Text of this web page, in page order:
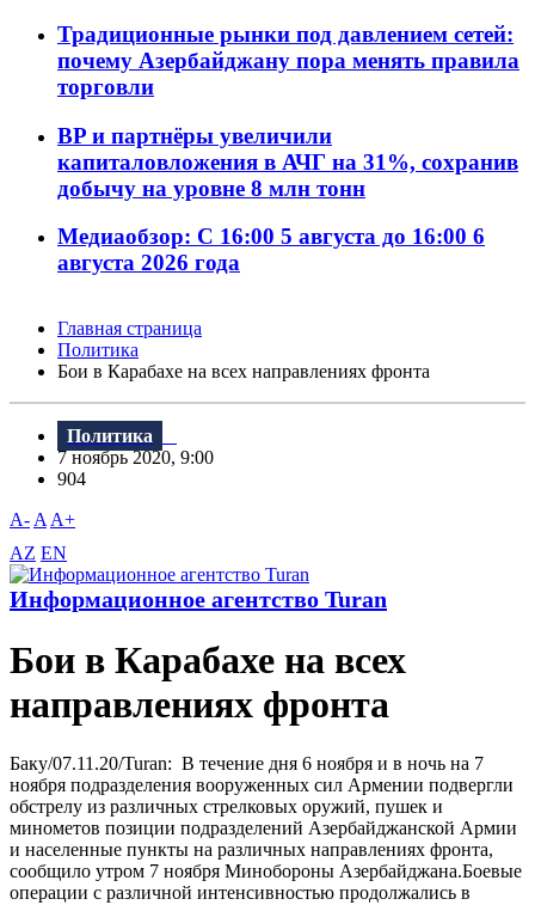
Традиционные рынки под давлением сетей:
почему Азербайджану пора менять правила
торговли
BP и партнёры увеличили
капиталовложения в АЧГ на 31%, сохранив
добычу на уровне 8 млн тонн
Медиаобзор: С 16:00 5 августа до 16:00 6
августа 2026 года
Главная страница
Политика
Бои в Карабахе на всех направлениях фронта
Политика
7 ноябрь 2020, 9:00
904
A- A A+
AZ EN
Информационное агентство Turan
Бои в Карабахе на всех
направлениях фронта
Баку/07.11.20/Turan: В течение дня 6 ноября и в ночь на 7
ноября подразделения вооруженных сил Армении подвергли
обстрелу из различных стрелковых оружий, пушек и
минометов позиции подразделений Азербайджанской Армии
и населенные пункты на различных направлениях фронта,
сообщило утром 7 ноября Минобороны Азербайджана.Боевые
операции с различной интенсивностью продолжались в